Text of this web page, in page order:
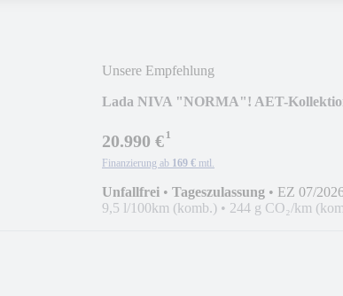
Unsere Empfehlung
Lada NIVA "NORMA"! AET-
20.990 €¹
Finanzierung ab 169 € mtl.
Unfallfrei • Tageszulassung • EZ 07/
9,5 l/100km (komb.) • 244 g CO₂/km